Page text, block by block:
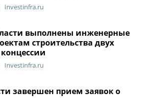
Investinfra.ru
выполнены инженерные
строительства двух
Investinfra.ru
завершен прием заявок о